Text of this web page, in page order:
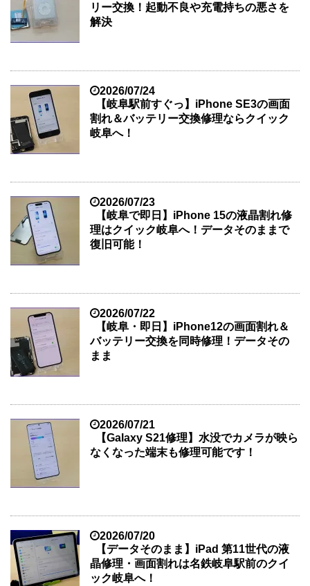
リー交換！起動不良や充電持ちの悪さを
解決
2026/07/24
【岐阜駅前すぐっ】iPhone SE3の画面
割れ＆バッテリー交換修理ならクイック
岐阜へ！
2026/07/23
【岐阜で即日】iPhone 15の液晶割れ修
理はクイック岐阜へ！データそのままで
復旧可能！
2026/07/22
【岐阜・即日】iPhone12の画面割れ＆
バッテリー交換を同時修理！データその
まま
2026/07/21
【Galaxy S21修理】水没でカメラが映ら
なくなった端末も修理可能です！
2026/07/20
【データそのまま】iPad 第11世代の液
晶修理・画面割れは名鉄岐阜駅前のクイ
ック岐阜へ！